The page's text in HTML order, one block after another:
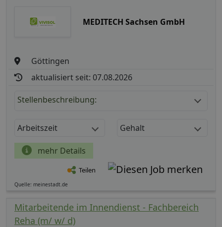
MEDITECH Sachsen GmbH
Göttingen
aktualisiert seit: 07.08.2026
Stellenbeschreibung:
Arbeitszeit Gehalt
mehr Details
Teilen
Quelle: meinestadt.de
Mitarbeitende im Innendienst - Fachbereich
Reha (m/ w/ d)